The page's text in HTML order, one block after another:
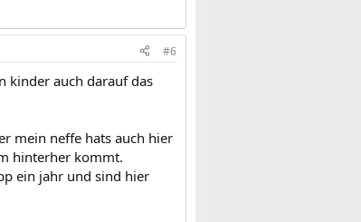
#6
kinder auch darauf das
mein neffe hats auch hier
hinterher kommt.
ein jahr und sind hier